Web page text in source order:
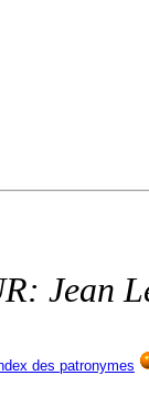
Jean
des patronymes